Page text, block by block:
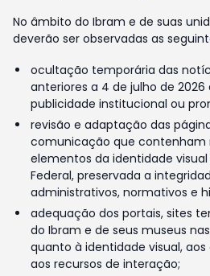
No âmbito do Ibram e de suas
deverão ser observadas as
ocultação temporária das
anteriores a 4 de julho de
publicidade institucional ou
revisão e adaptação das
comunicação que contenham
elementos da identidade
Federal, preservada a
administrativos, normativos e
adequação dos portais, sites
do Ibram e de seus museus
quanto à identidade visual,
aos recursos de interação;